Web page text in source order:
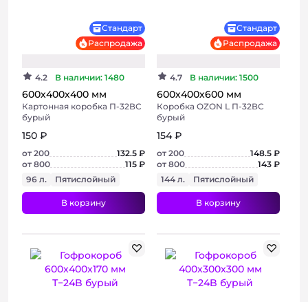
Консультация
Стандарт
Распродажа
4.2 В наличии: 1480
600х400х400 мм
Картонная коробка П-32ВС
бурый
150 ₽
от 200
132.5 ₽
от 800
115 ₽
96 л.
Пятислойный
В корзину
Стандарт
Распродажа
4.7 В наличии: 1500
600х400х600 мм
Коробка OZON L П-32ВС
бурый
154 ₽
от 200
148.5 ₽
от 800
143 ₽
144 л.
Пятислойный
В корзину